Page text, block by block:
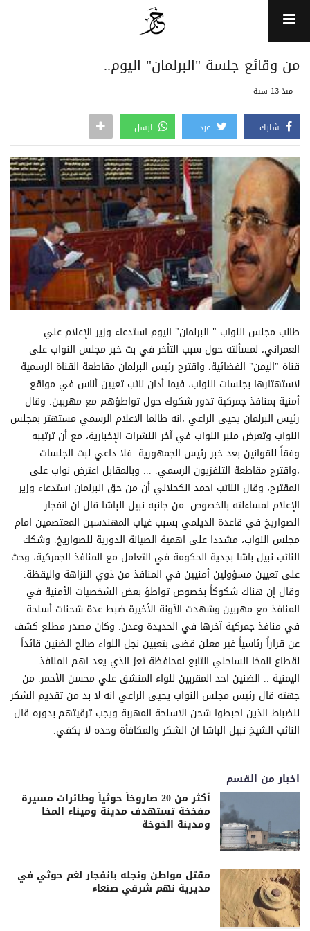
من وقائع جلسة "البرلمان" اليوم..
منذ 13 سنة
شارك غرد ارسل
طالب مجلس النواب " البرلمان" اليوم استدعاء وزير الإعلام علي
العمراني، لمسألته حول سبب التأخر في بث خبر مجلس النواب على
قناة "اليمن" الفضائية، واقترح رئيس البرلمان مقاطعة القناة الرسمية
لاستهتارها بجلسات النواب، فيما أدان نائب تعيين أناس في مواقع
أمنية بمنافذ جمركية تدور شكوك حول تواطؤهم مع مهربين. وقال
رئيس البرلمان يحيى الراعي ،انه طالما الاعلام الرسمي مستهتر بمجلس
النواب وتعرض منبر النواب في آخر النشرات الإخبارية، مع أن ترتيبه
وفقاً للقوانين بعد خبر رئيس الجمهورية. فلا داعي لبث الجلسات
،واقترح مقاطعة التلفزيون الرسمي. ... وبالمقابل اعترض نواب على
المقترح، وقال النائب احمد الكحلاني أن من حق البرلمان استدعاء وزير
الإعلام لمساءلته بالخصوص. من جانبه نبيل الباشا قال ان انفجار
الصواريخ في قاعدة الديلمي بسبب غياب المهندسين المعتصمين امام
مجلس النواب، مشددا على اهمية الصيانة الدورية للصواريخ. وشكك
النائب نبيل باشا بجدية الحكومة في التعامل مع المنافذ الجمركية، وحث
على تعيين مسؤولين أمنيين في المنافذ من ذوي النزاهة واليقظة.
وقال إن هناك شكوكاً بخصوص تواطؤ بعض الشخصيات الأمنية في
المنافذ مع مهربين.وشهدت الآونة الأخيرة ضبط عدة شحنات أسلحة
في منافذ جمركية آخرها في الحديدة وعدن. وكان مصدر مطلع كشف
عن قراراً رئاسياً غير معلن قضى بتعيين نجل اللواء صالح الضنين قائداَ
لقطاع المخا الساحلي التابع لمحافظة تعز الذي يعد اهم المنافذ
اليمنية .. الضنين احد المقربين للواء المنشق علي محسن الأحمر. من
جهته قال رئيس مجلس النواب يحيى الراعي انه لا بد من تقديم الشكر
للضباط الذين احبطوا شحن الاسلحة المهربة ويجب ترقيتهم.بدوره قال
النائب الشيخ نبيل الباشا ان الشكر والمكافأة وحده لا يكفي.
اخبار من القسم
أكثر من 20 صاروخاً حوثياً وطائرات مسيرة
مفخخة تستهدف مدينة وميناء المخا
ومدينة الخوخة
مقتل مواطن ونجله بانفجار لغم حوثي في
مديرية نهم شرقي صنعاء